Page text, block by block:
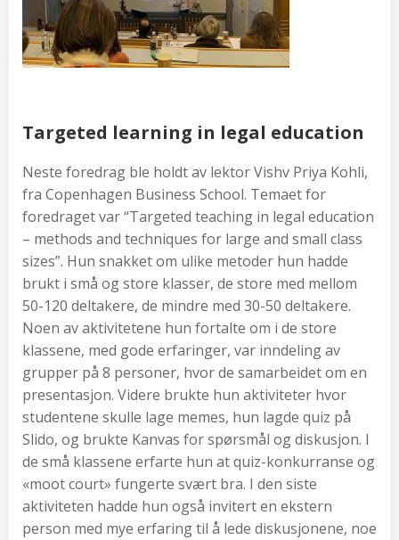
Targeted learning in legal education
Neste foredrag ble holdt av lektor Vishv Priya Kohli,
fra Copenhagen Business School. Temaet for
foredraget var “Targeted teaching in legal education
– methods and techniques for large and small class
sizes”. Hun snakket om ulike metoder hun hadde
brukt i små og store klasser, de store med mellom
50-120 deltakere, de mindre med 30-50 deltakere.
Noen av aktivitetene hun fortalte om i de store
klassene, med gode erfaringer, var inndeling av
grupper på 8 personer, hvor de samarbeidet om en
presentasjon. Videre brukte hun aktiviteter hvor
studentene skulle lage memes, hun lagde quiz på
Slido, og brukte Kanvas for spørsmål og diskusjon. I
de små klassene erfarte hun at quiz-konkurranse og
«moot court» fungerte svært bra. I den siste
aktiviteten hadde hun også invitert en ekstern
person med mye erfaring til å lede diskusjonene, noe